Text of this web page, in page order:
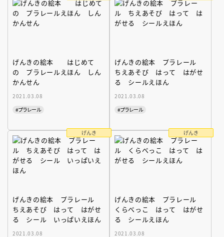
げんきの絵本 はじめて
の プラレールえほん しん
かんせん
2021.03.08
#プラレール
げんきの絵本 プラレール
ちえあそび はって はがせ
る シールえほん
2021.03.08
#プラレール
げんき
げんきの絵本 プラレール
ちえあそび はって はがせ
る シール いっぱいえほん
2021.03.08
げんき
げんきの絵本 プラレール
くらべっこ はって はがせ
る シールえほん
2021.03.08